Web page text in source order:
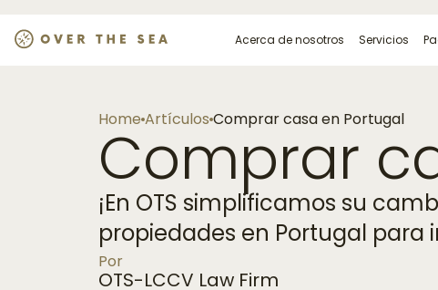
Acerca de nosotros Servicios
HomeArtículosComprar casa en Portugal
Comprar
¡En OTS simplificamos su
propiedades en Portugal para
Por
OTS-LCCV Law Firm